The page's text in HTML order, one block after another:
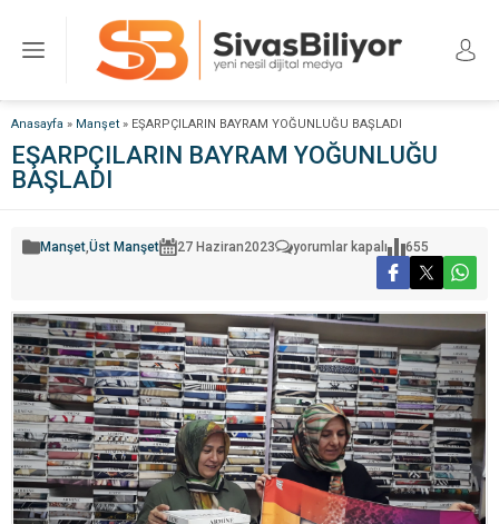
Anasayfa » Manşet » EŞARPÇILARIN BAYRAM YOĞUNLUĞU BAŞLADI
EŞARPÇILARIN BAYRAM YOĞUNLUĞU
BAŞLADI
Manşet,Üst Manşet 27 Haziran2023
EŞARPÇILARIN
için
yorumlar kapalı 655